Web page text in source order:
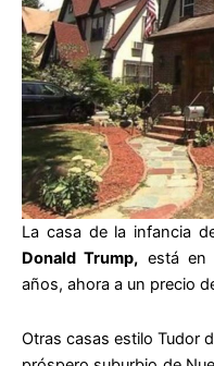
La casa de la infancia
Donald Trump, está en
años, ahora a un precio
Otras casas estilo Tudor